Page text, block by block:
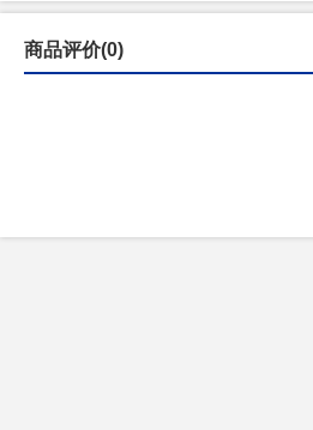
商品评价(0)